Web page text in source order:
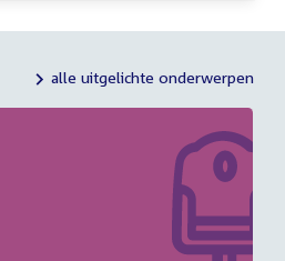
alle uitgelichte onderwerpen